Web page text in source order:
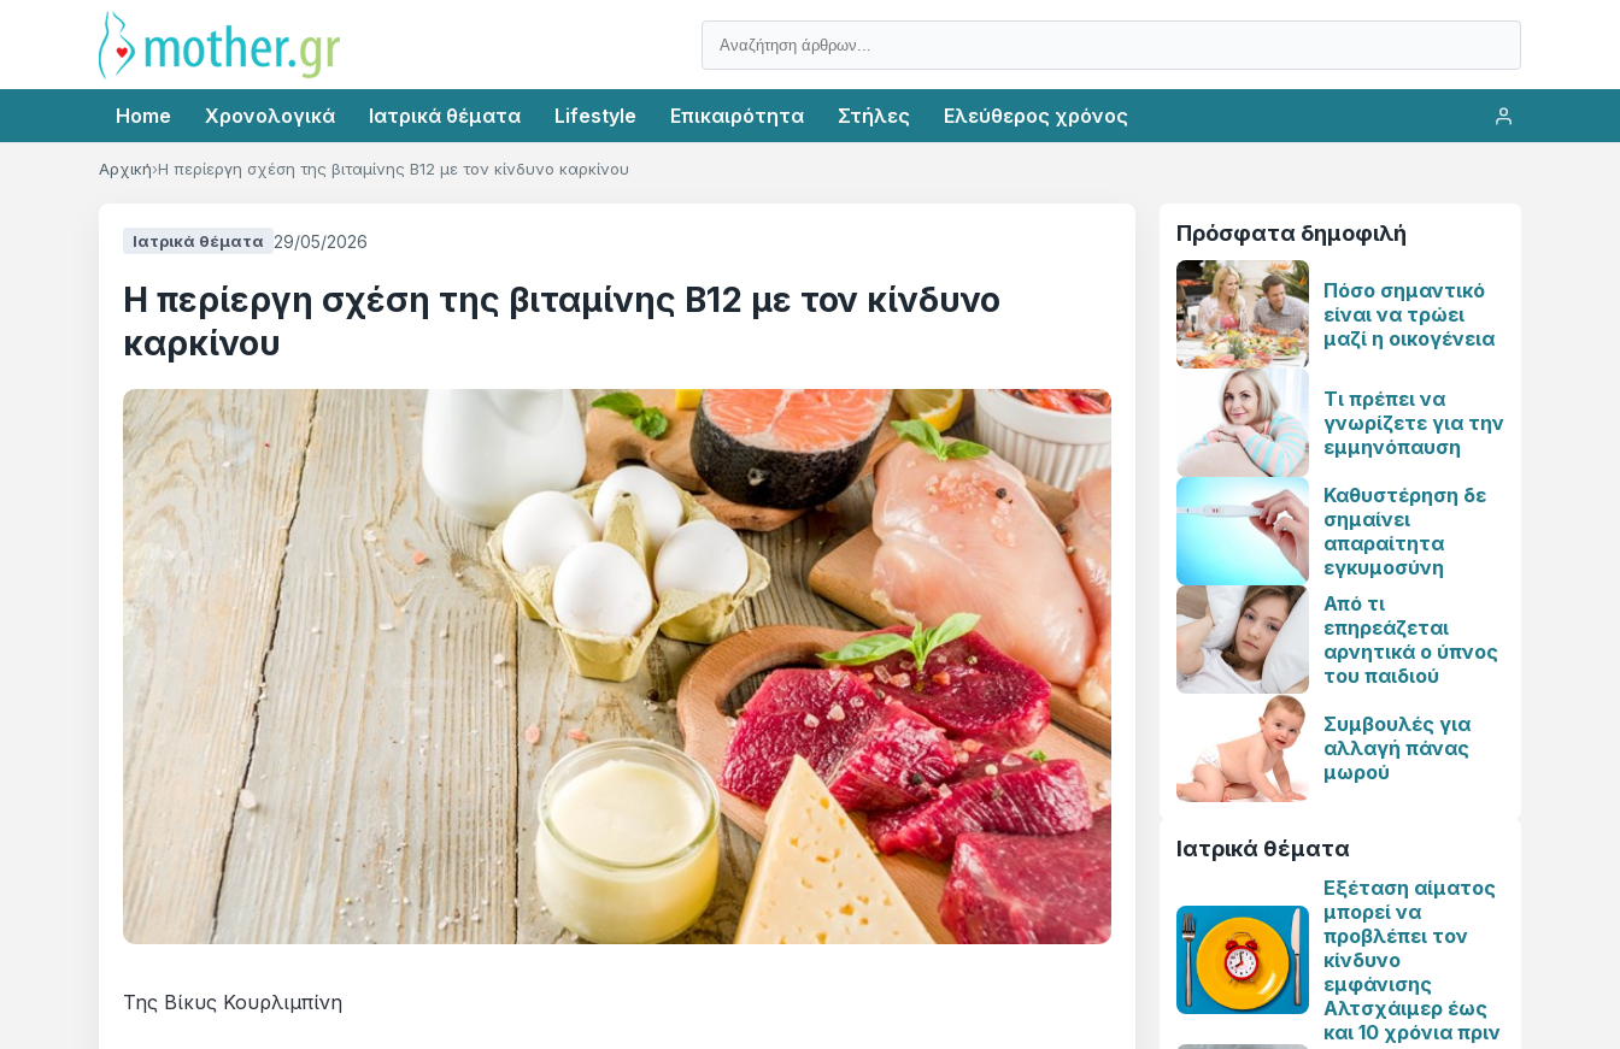
Home Χρονολογικά Ιατρικά θέματα Lifestyle Επικαιρότητα Στήλες Ελεύθερος χρόνος
Αρχική Η περίεργη σχέση της βιταμίνης Β12 με τον κίνδυνο καρκίνου
Ιατρικά θέματα 29/05/2026
Η περίεργη σχέση της βιταμίνης Β12 με τον κίνδυνο
καρκίνου
Της Βίκυς Κουρλιμπίνη
Πρόσφατα δημοφιλή
Πόσο σημαντικό
είναι να τρώει
μαζί η οικογένεια
Τι πρέπει να
γνωρίζετε για την
εμμηνόπαυση
Καθυστέρηση δε
σημαίνει
απαραίτητα
εγκυμοσύνη
Από τι
επηρεάζεται
αρνητικά ο ύπνος
του παιδιού
Συμβουλές για
αλλαγή πάνας
μωρού
Ιατρικά θέματα
Εξέταση αίματος
μπορεί να
προβλέπει τον
κίνδυνο
εμφάνισης
Αλτσχάιμερ έως
και 10 χρόνια πριν